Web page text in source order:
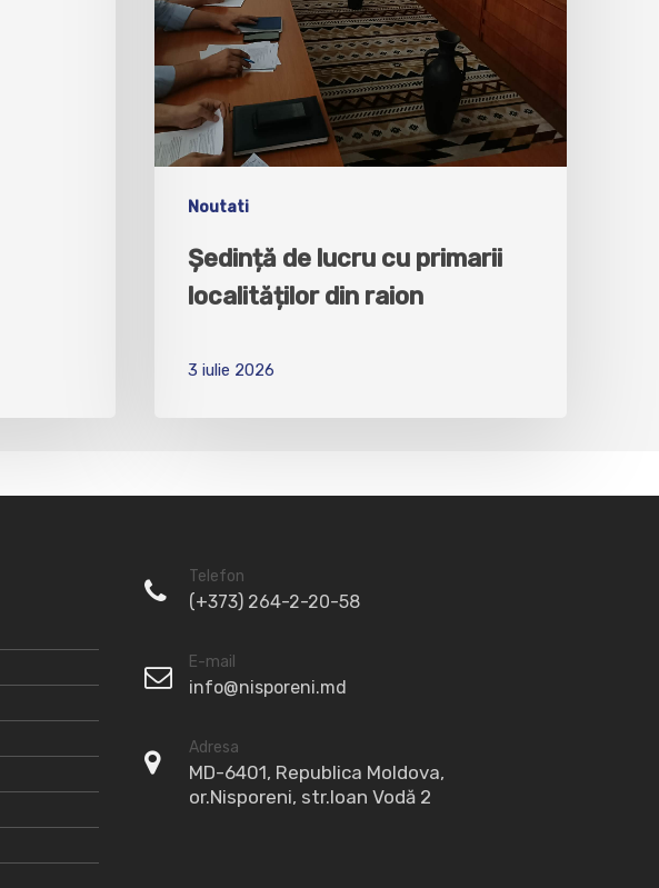
Noutati
Ședință de lucru cu primarii
localităților din raion
3 iulie 2026
Telefon
(+373) 264-2-20-58
E-mail
info@nisporeni.md
Adresa
MD-6401, Republica Moldova,
or.Nisporeni, str.Ioan Vodă 2